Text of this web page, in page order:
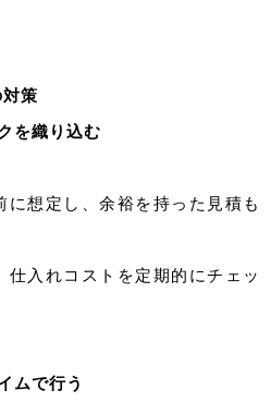
策
を織り込む
に想定し、余裕を持った見積も
仕入れコストを定期的にチェッ
ムで行う